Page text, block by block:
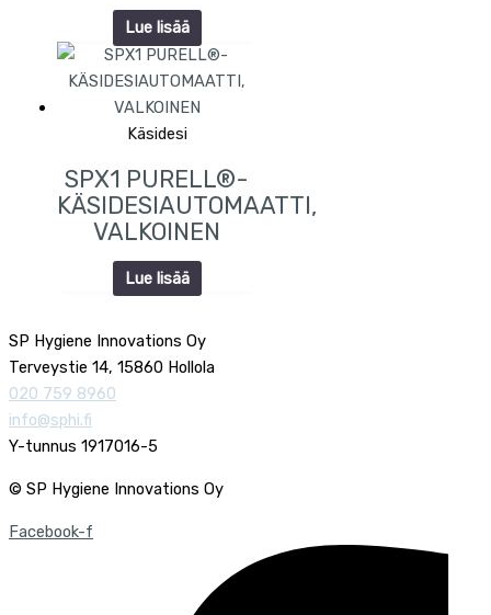
Lue lisää
Käsidesi
SPX1 PURELL®-
KÄSIDESIAUTOMAATTI,
VALKOINEN
Lue lisää
SP Hygiene Innovations Oy
Terveystie 14, 15860 Hollola
020 759 8960
info@sphi.fi
Y-tunnus 1917016-5
© SP Hygiene Innovations Oy
Facebook-f